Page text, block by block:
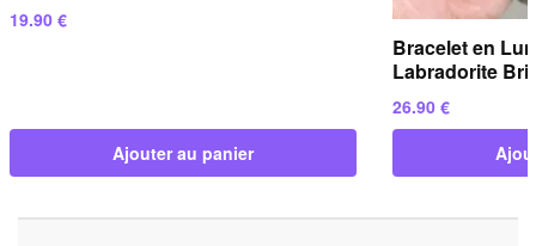
19.90 €
Ajouter au panier
Bracelet en
Labradorite
26.90 €